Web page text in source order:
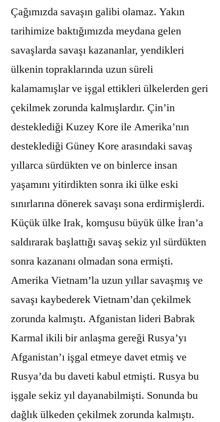
Çağımızda savaşın galibi olamaz. Yakın
tarihimize baktığımızda meydana gelen
savaşlarda savaşı kazananlar, yendikleri
ülkenin topraklarında uzun süreli
kalamamışlar ve işgal ettikleri ülkelerden geri
çekilmek zorunda kalmışlardır. Çin’in
desteklediği Kuzey Kore ile Amerika’nın
desteklediği Güney Kore arasındaki savaş
yıllarca sürdükten ve on binlerce insan
yaşamını yitirdikten sonra iki ülke eski
sınırlarına dönerek savaşı sona erdirmişlerdi.
Küçük ülke Irak, komşusu büyük ülke İran’a
saldırarak başlattığı savaş sekiz yıl sürdükten
sonra kazananı olmadan sona ermişti.
Amerika Vietnam’la uzun yıllar savaşmış ve
savaşı kaybederek Vietnam’dan çekilmek
zorunda kalmıştı. Afganistan lideri Babrak
Karmal ikili bir anlaşma gereği Rusya’yı
Afganistan’ı işgal etmeye davet etmiş ve
Rusya’da bu daveti kabul etmişti. Rusya bu
işgale sekiz yıl dayanabilmişti. Sonunda bu
dağlık ülkeden çekilmek zorunda kalmıştı.